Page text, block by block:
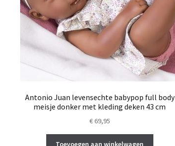
Antonio Juan levensechte babypop full body
meisje donker met kleding deken 43 cm
€69,95
Toevoegen aan winkelwagen